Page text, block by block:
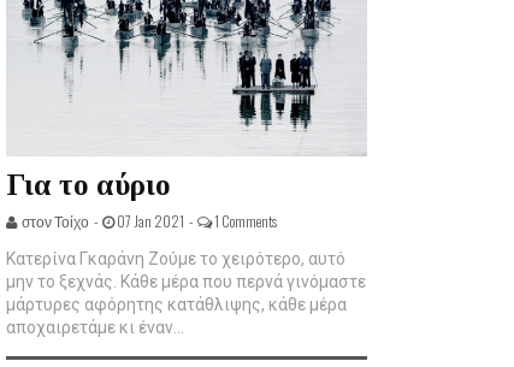
Για το αύριο
στον Τοίχο - 07 Jan 2021 - 1 Comments
Κατερίνα Γκαράνη Ζούμε το χειρότερο, αυτό
μην το ξεχνάς. Κάθε μέρα που περνά γινόμαστε
μάρτυρες αφόρητης κατάθλιψης, κάθε μέρα
αποχαιρετάμε κι έναν...